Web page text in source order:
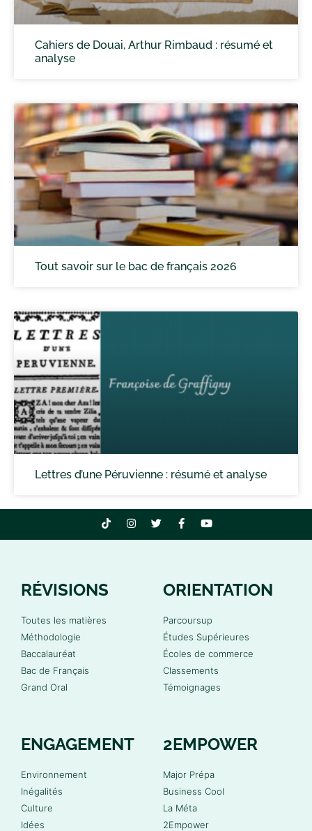
Cahiers de Douai, Arthur Rimbaud : résumé et
analyse
Tout savoir sur le bac de français 2026
Lettres d’une Péruvienne : résumé et analyse
RÉVISIONS
Toutes les matières
Méthodologie
Baccalauréat
Bac de Français
Grand Oral
ORIENTATION
Parcoursup
Études Supérieures
Écoles de commerce
Classements
Témoignages
ENGAGEMENT
Environnement
Inégalités
Culture
Idées
2EMPOWER
Major Prépa
Business Cool
La Méta
2Empower